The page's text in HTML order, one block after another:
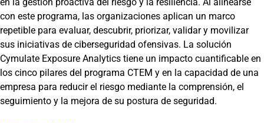
con este programa, las organizaciones aplican un marco
repetible para evaluar, descubrir, priorizar, validar y movilizar
sus iniciativas de ciberseguridad ofensivas. La solución
Cymulate Exposure Analytics tiene un impacto cuantificable en
los cinco pilares del programa CTEM y en la capacidad de una
empresa para reducir el riesgo mediante la comprensión, el
seguimiento y la mejora de su postura de seguridad.